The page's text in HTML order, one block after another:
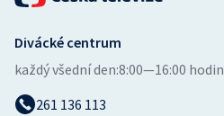
Divácké centrum
každý všední den:8:00—16:00 hodin
261 136 113